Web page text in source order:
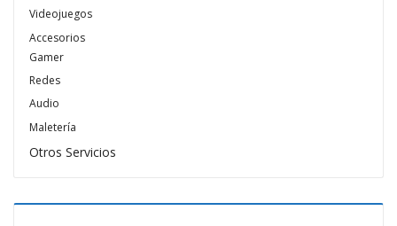
Videojuegos
Accesorios
Gamer
Redes
Audio
Maletería
Otros Servicios